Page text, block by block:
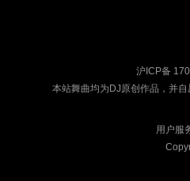
沪ICP备
本站舞曲均为DJ原创作品，并
用户服